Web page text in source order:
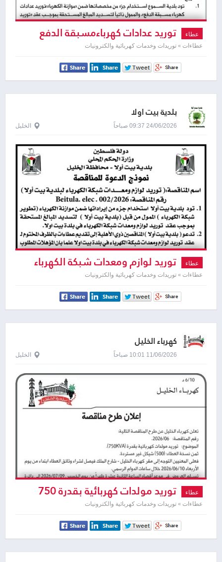
عطاء توريد عدادات كهرباءمسبقة الدفع
عطاءات » توريدات وخدمات كهربائية والكترونيات
بلدية بيت اولا
24/06/2026 09:37 صباحاً الخليل
عطاء توريد لوازم ومعدات شبكة الكهرباء
لبلدية بيت أولا
عطاءات » توريدات وخدمات كهربائية والكترونيات
كهرباء الخليل
11/06/2026 10:01 صباحاً الخليل
عطاء توريد مولدات كهربائية بقدرة 750
KVA
عطاءات » توريدات وخدمات كهربائية والكترونيات